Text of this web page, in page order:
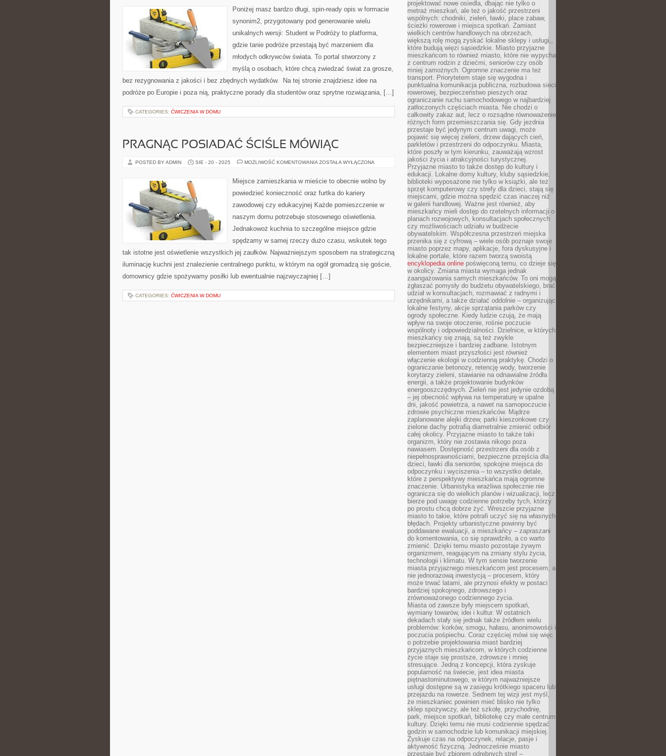
Poniżej masz bardzo długi, spin-ready opis w formacie
synonim2, przygotowany pod generowanie wielu
unikalnych wersji: Student w Podróży to platforma,
gdzie tanie podróże przestają być marzeniem dla
młodych odkrywców świata. To portal stworzony z
myślą o osobach, które chcą zwiedzać świat za grosze,
bez rezygnowania z jakości i bez zbędnych wydatków. Na tej stronie znajdziesz idee na
podróże po Europie i poza nią, praktyczne porady dla studentów oraz sprytne rozwiązania, […]
CATEGORIES: ĆWICZENIA W DOMU
PRAGNĄC POSIADAĆ ŚCIŚLE MÓWIĄC
POSTED BY ADMIN SIE - 20 - 2025 MOŻLIWOŚĆ KOMENTOWANIA PRAGNĄC
MÓWIĄC
ZOSTAŁA WYŁĄCZONA
Miejsce zamieszkania w mieście to obecnie wolno by
powiedzieć konieczność oraz furtka do kariery
zawodowej czy edukacyjnej Każde pomieszczenie w
naszym domu potrzebuje stosownego oświetlenia.
Jednakowoż kuchnia to szczególne miejsce gdzie
spędzamy w samej rzeczy dużo czasu, wskutek tego
tak istotne jest oświetlenie wszystkich jej zaułków. Najważniejszym sposobem na strategiczną
iluminację kuchni jest znalezienie centralnego punktu, w którym na ogół gromadzą się goście,
domownicy gdzie spożywamy posiłki lub ewentualnie najzwyczajniej […]
CATEGORIES: ĆWICZENIA W DOMU
projektować nowe osiedla, dbając nie tylko o
metraż mieszkań, ale też o jakość przestrzeni
wspólnych: chodniki, zieleń, ławki, place zabaw,
ścieżki rowerowe i miejsca spotkań. Zamiast
wielkich centrów handlowych na obrzeżach,
większą rolę mogą zyskać lokalne sklepy i usługi,,
które budują więzi sąsiedzkie. Miasto przyjazne
mieszkańcom to również miasto, które nie wypycha
z centrum rodzin z dziećmi, seniorów czy osób
mniej zamożnych. Ogromne znaczenie ma też
transport. Priorytetem staje się wygodna i
punktualna komunikacja publiczna, rozbudowa sieci
rowerowej, bezpieczeństwo pieszych oraz
ograniczanie ruchu samochodowego w najbardziej
zatłoczonych częściach miasta. Nie chodzi o
całkowity zakaz aut, lecz o rozsądne równoważenie
różnych form przemieszczania się. Gdy jezdnia
przestaje być jedynym centrum uwagi, może
pojawić się więcej zieleni, drzew dających cień,
parkletów i przestrzeni do odpoczynku. Miasta,
które poszły w tym kierunku, zauważają wzrost
jakości życia i atrakcyjności turystycznej.
Przyjazne miasto to także dostęp do kultury i
edukacji. Lokalne domy kultury, kluby sąsiedzkie,
biblioteki wyposażone nie tylko w książki, ale też
sprzęt komputerowy czy strefy dla dzieci, stają się
miejscami, gdzie można spędzić czas inaczej niż
w galerii handlowej. Ważne jest również, aby
mieszkańcy mieli dostęp do rzetelnych informacji o
planach rozwojowych, konsultacjach społecznych
czy możliwościach udziału w budżecie
obywatelskim. Współczesna przestrzeń miejska
przenika się z cyfrową – wiele osób poznaje swoje
miasto poprzez mapy, aplikacje, fora dyskusyjne i
lokalne portale, które razem tworzą swoistą
encyklopedia online poświęconą temu, co dzieje się
w okolicy. Zmiana miasta wymaga jednak
zaangażowania samych mieszkańców. To oni mogą
zgłaszać pomysły do budżetu obywatelskiego, brać
udział w konsultacjach, rozmawiać z radnymi i
urzędnikami, a także działać oddolnie – organizując
lokalne festyny, akcje sprzątania parków czy
ogrody społeczne. Kiedy ludzie czują, że mają
wpływ na swoje otoczenie, rośnie poczucie
wspólnoty i odpowiedzialności. Dzielnice, w których
mieszkańcy się znają, są też zwykle
bezpieczniejsze i bardziej zadbane. Istotnym
elementem miast przyszłości jest również
włączenie ekologii w codzienną praktykę. Chodzi o
ograniczanie betonozy, retencję wody, tworzenie
korytarzy zieleni, stawianie na odnawialne źródła
energii, a także projektowanie budynków
energooszczędnych. Zieleń nie jest jedynie ozdobą
– jej obecność wpływa na temperaturę w upalne
dni, jakość powietrza, a nawet na samopoczucie i
zdrowie psychiczne mieszkańców. Mądrze
zaplanowane alejki drzew, parki kieszonkowe czy
zielone dachy potrafią diametralnie zmienić odbiór
całej okolicy. Przyjazne miasto to także taki
organizm, który nie zostawia nikogo poza
nawiasem. Dostępność przestrzeni dla osób z
niepełnosprawnościami, bezpieczne przejścia dla
dzieci, ławki dla seniorów, spokojne miejsca do
odpoczynku i wyciszenia – to wszystko detale,
które z perspektywy mieszkańca mają ogromne
znaczenie. Urbanistyka wrażliwa społecznie nie
ogranicza się do wielkich planów i wizualizacji, lecz
bierze pod uwagę codzienne potrzeby tych, którzy
po prostu chcą dobrze żyć. Wreszcie przyjazne
miasto to takie, które potrafi uczyć się na własnych
błędach. Projekty urbanistyczne powinny być
poddawane ewaluacji, a mieszkańcy – zapraszani
do komentowania, co się sprawdziło, a co warto
zmienić. Dzięki temu miasto pozostaje żywym
organizmem, reagującym na zmiany stylu życia,
technologii i klimatu. W tym sensie tworzenie
miasta przyjaznego mieszkańcom jest procesem, a
nie jednorazową inwestycją – procesem, który
może trwać latami, ale przynosi efekty w postaci
bardziej spokojnego, zdrowszego i
zrównoważonego codziennego życia.
Miasta od zawsze były miejscem spotkań,
wymiany towarów, idei i kultur. W ostatnich
dekadach stały się jednak także źródłem wielu
problemów: korków, smogu, hałasu, anonimowości i
poczucia pośpiechu. Coraz częściej mówi się więc
o potrzebie projektowania miast bardziej
przyjaznych mieszkańcom, w których codzienne
życie staje się prostsze, zdrowsze i mniej
stresujące. Jedną z koncepcji, która zyskuje
popularność na świecie, jest idea miasta
piętnastominutowego, w którym najważniejsze
usługi dostępne są w zasięgu krótkiego spaceru lub
przejazdu na rowerze. Sednem tej wizji jest myśl,
że mieszkaniec powinien mieć blisko nie tylko
sklep spożywczy, ale też szkołę, przychodnię,
park, miejsce spotkań, bibliotekę czy małe centrum
kultury. Dzięki temu nie musi codziennie spędzać
godzin w samochodzie lub komunikacji miejskiej.
Zyskuje czas na odpoczynek, relacje, pasje i
aktywność fizyczną. Jednocześnie miasto
przestaje być zbiorem odrębnych stref –